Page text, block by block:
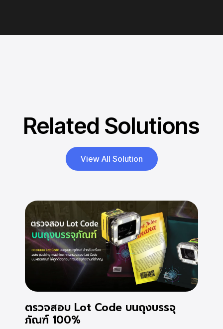
Related Solutions
View All Solution
ตรวจสอบ Lot Code บนถุงบรรจุ
ภัณฑ์ 100%